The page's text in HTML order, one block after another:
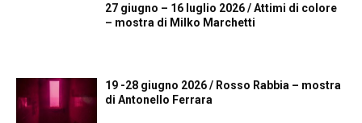
27 giugno – 16 luglio 2026 / Attimi di colore
– mostra di Milko Marchetti
19 -28 giugno 2026 / Rosso Rabbia – mostra
di Antonello Ferrara